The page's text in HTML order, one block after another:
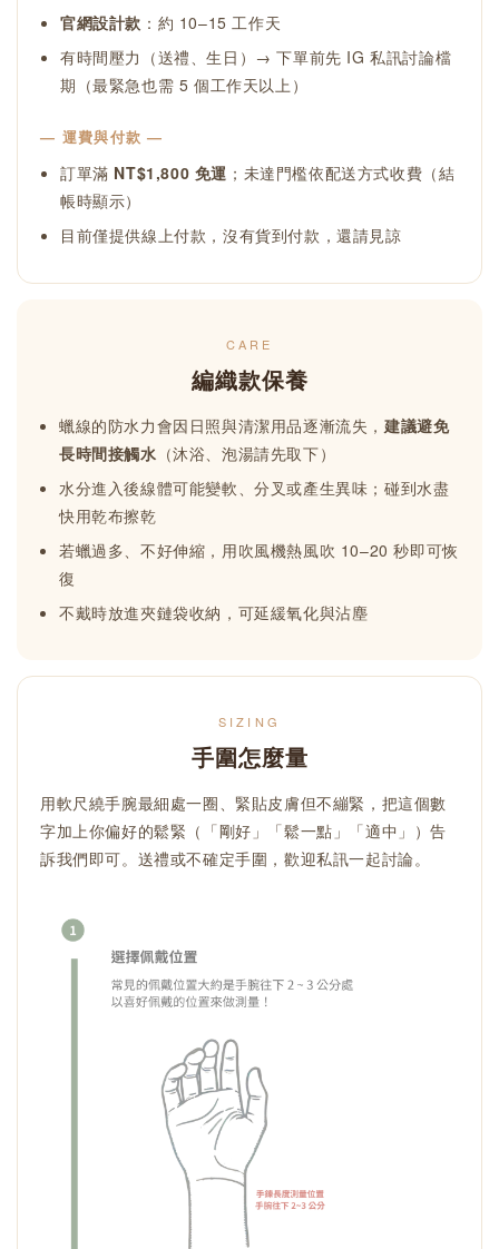
官網設計款 ：約 10–15 工作天
有時間壓力（送禮、生日）→ 下單前先 IG 私訊討論檔
期（最緊急也需 5 個工作天以上）
— 運費與付款 —
訂單滿 NT$1,800 免運 ；未達門檻依配送方式收費（結
帳時顯示）
目前僅提供線上付款，沒有貨到付款，還請見諒
CARE
編織款保養
蠟線的防水力會因日照與清潔用品逐漸流失， 建議避免
長時間接觸水 （沐浴、泡湯請先取下）
水分進入後線體可能變軟、分叉或產生異味；碰到水盡
快用乾布擦乾
若蠟過多、不好伸縮，用吹風機熱風吹 10–20 秒即可恢
復
不戴時放進夾鏈袋收納，可延緩氧化與沾塵
SIZING
手圍怎麼量
用軟尺繞手腕最細處一圈、緊貼皮膚但不繃緊，把這個數
字加上你偏好的鬆緊（「剛好」「鬆一點」「適中」）告
訴我們即可。送禮或不確定手圍，歡迎私訊一起討論。